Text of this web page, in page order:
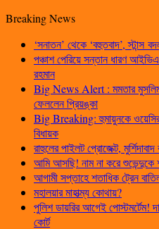
Breaking News
‘সনাতন’ থেকে ‘বহুতবাদ’, স্টান্স
পঞ্চাশ পেরিয়ে সন্তান ধারণ
রহমান
Big News Alert : মমতার
ফেললেন প্রিয়ঙ্কা
Big Breaking: হুমায়ুনকে
বিধায়ক
রাহুলের পাইলট প্রোজেক্ট,
আমি আসছি! নাম না করে শুভেন্দুকে
আগামী সপ্তাহে শতাধিক ট্রেন
মহালয়ার মাহাত্ম্য কোথায়?
পুলিশ ডায়রির আগেই
কোর্ট